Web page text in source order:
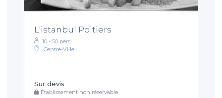
L'istanbul Poitiers
10 - 50 pers.
Centre-Ville
Sur devis
Établissement non réservable